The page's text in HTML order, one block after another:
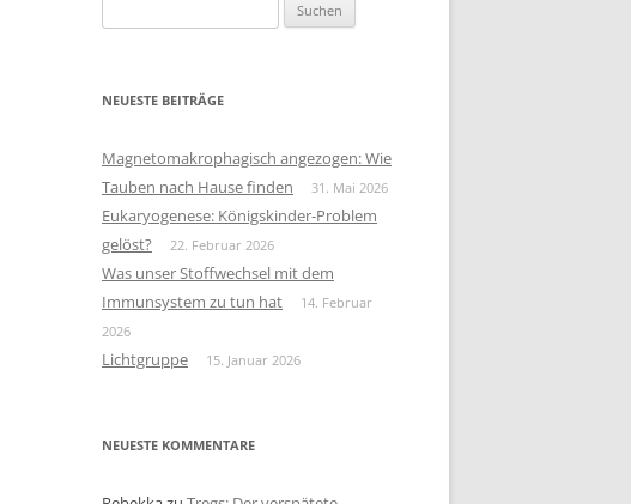
nach:
NEUESTE BEITRÄGE
Magnetomakrophagisch angezogen: Wie
Tauben nach Hause finden
31. Mai 2026
Eukaryogenese: Königskinder-Problem
gelöst?
22. Februar 2026
Was unser Stoffwechsel mit dem
Immunsystem zu tun hat
14. Februar
2026
Lichtgruppe 15. Januar 2026
NEUESTE KOMMENTARE